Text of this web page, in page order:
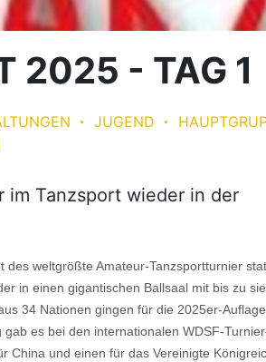
2025 - TAG 1
JUGEND
im Tanzsport wieder in der
weltgrößte Amateur-Tanzsportturnier
in einen gigantischen Ballsaal mit bis zu
34 Nationen gingen für die 2025er-
es bei den internationalen WDSF-
China und einen für das Vereinigte